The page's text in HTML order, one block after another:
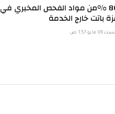
86 %من مواد الفحص المخبري في
باتت خارج الخدمة
09 مايو 1:57 ص